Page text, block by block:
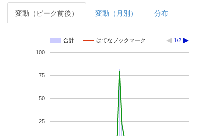
変動（ピーク前後） 変動（月別） 分布
合計 はてなブックマーク 1/2
25
50
75
100